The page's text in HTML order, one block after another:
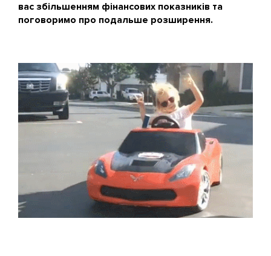
вас збільшенням фінансових показників та
поговоримо про подальше розширення.